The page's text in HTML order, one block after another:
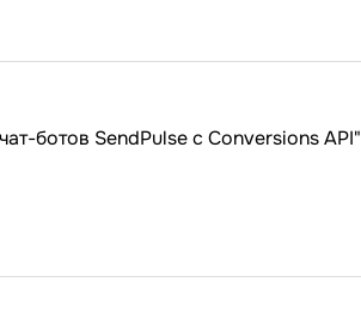
ботов SendPulse с Conversions API"